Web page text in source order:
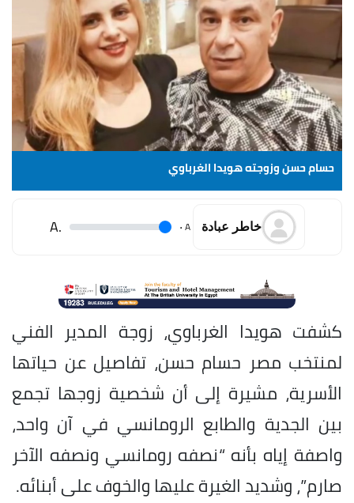
حسام حسن وزوجته هويدا الغرباوي
خاطر عبادة A
.
.A
كشفت هويدا الغرباوي، زوجة المدير الفني
لمنتخب مصر حسام حسن، تفاصيل عن حياتها
الأسرية، مشيرة إلى أن شخصية زوجها تجمع
بين الجدية والطابع الرومانسي في آن واحد،
واصفة إياه بأنه “نصفه رومانسي ونصفه الآخر
صارم”، وشديد الغيرة عليها والخوف على أبنائه.